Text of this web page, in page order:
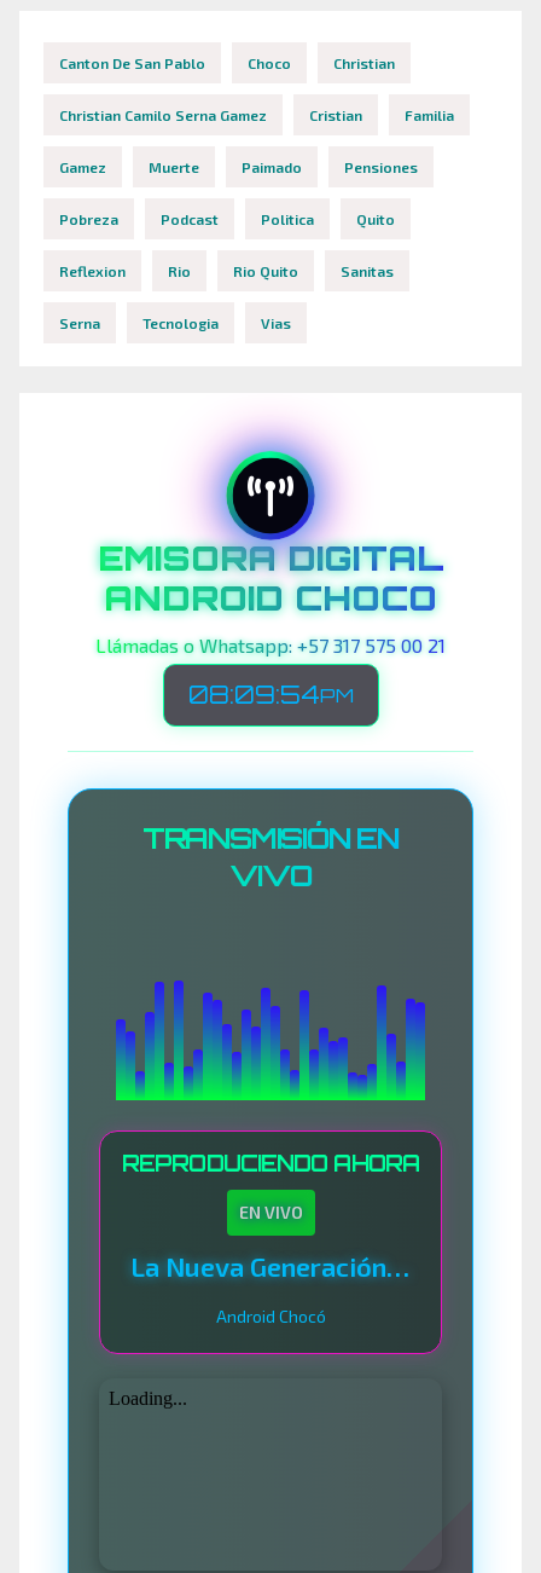
Canton De San Pablo Choco Christian
Christian Camilo Serna Gamez Cristian Familia
Gamez Muerte Paimado Pensiones
Pobreza Podcast Politica Quito
Reflexion Rio Rio Quito Sanitas
Serna Tecnologia Vias
EMISORA DIGITAL
ANDROID CHOCO
Llámadas o Whatsapp: +57 317 575 00 21
08:09:56PM
TRANSMISIÓN EN
VIVO
REPRODUCIENDO AHORA
EN VIVO
La Nueva Generación Del Sistema
Android Chocó